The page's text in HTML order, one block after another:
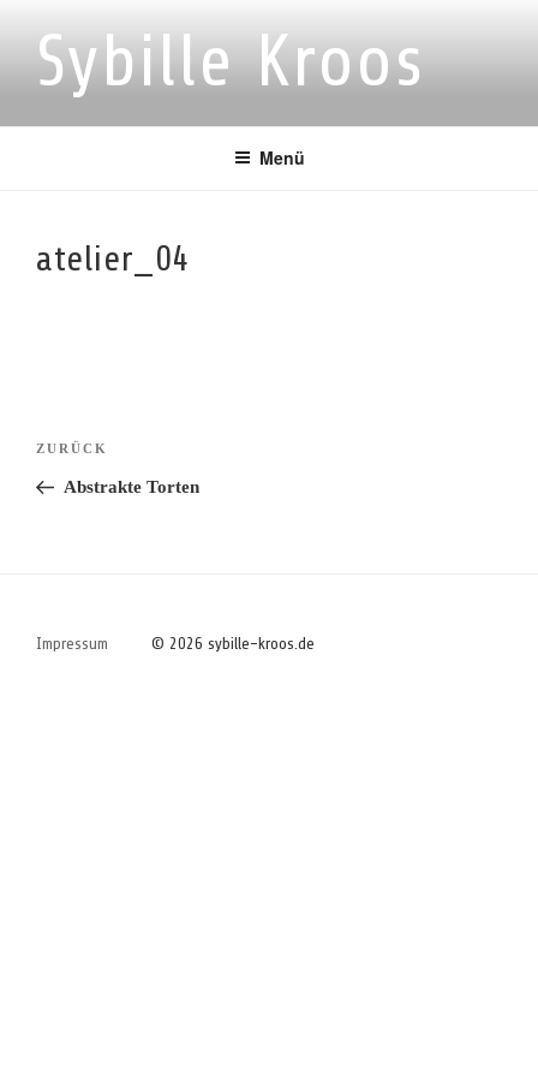
Inhalt
springenSybille Kroos
Menü
atelier_04
Beitragsnavigation
Vorheriger
Beitrag
ZURÜCK
Abstrakte Torten
Impressum © 2026 sybille-kroos.de